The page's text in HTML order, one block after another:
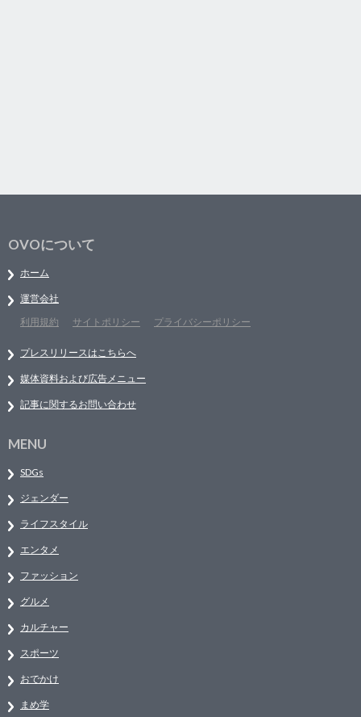
OVOについて
ホーム
運営会社
利用規約
サイトポリシー プライバシーポリシー
プレスリリースはこちらへ
媒体資料および広告メニュー
記事に関するお問い合わせ
MENU
SDGs
ジェンダー
ライフスタイル
エンタメ
ファッション
グルメ
カルチャー
スポーツ
おでかけ
まめ学